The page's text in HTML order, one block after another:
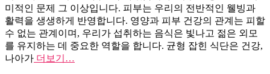
미적인 문제 그 이상입니다. 피부는 우리의 전반적인 웰빙과
활력을 생생하게 반영합니다. 영양과 피부 건강의 관계는 피할
수 없는 관계이며, 우리가 섭취하는 음식은 빛나고 젊은 외모
를 유지하는 데 중요한 역할을 합니다. 균형 잡힌 식단은 건강,
나아가 더보기…